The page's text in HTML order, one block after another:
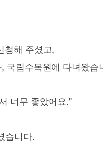
청해 주셨고,
국립수목원에 다녀왔습
너무 좋았어요."
습니다.